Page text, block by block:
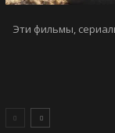
Эти фильмы,